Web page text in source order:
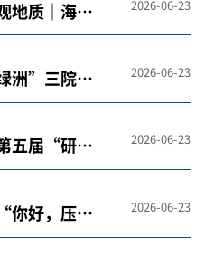
地质｜海洋
”志愿服务
研学活动
2026-06-23
洲”三院联
2026-06-23
五届“研途
育体验区圆
2026-06-23
你好，压力
座
2026-06-23